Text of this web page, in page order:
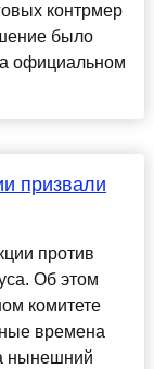
контрмер
было
официальном
призвали
против
Об этом
комитете
времена
нынешний